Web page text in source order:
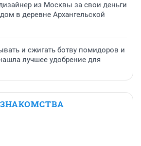
из Москвы за свои деньги
в деревне Архангельской
и сжигать ботву помидоров и
лучшее удобрение для
ЗНАКОМСТВА